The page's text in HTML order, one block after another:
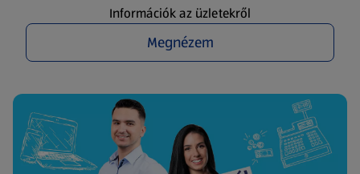
Információk az üzletekről
Megnézem